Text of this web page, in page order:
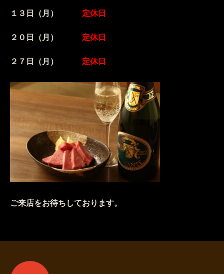
１３日（月） 定休日
２０日（月） 定休日
２７日（月） 定休日
ご来店をお待ちしております。